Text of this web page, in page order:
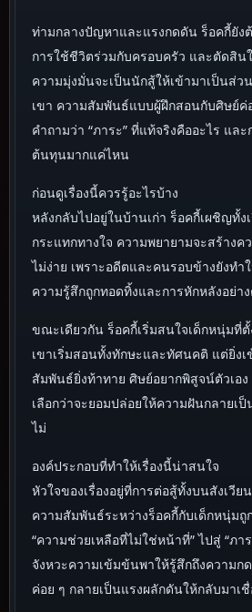
ท่ามกลางปัญหาและแรงกดดัน ร็อคกี้ยัง
การใช้ชีวิตร่วมกับครอบครัว และตัดสิน
ความมุ่งมั่นจะเป็นนักสู้ให้เข้ามาเป็นส่ว
เขา ความสัมพันธ์แบบผู้ฝึกสอนกับศิษย์ค่
คำถามว่า “ภาระ” ที่แท้จริงคืออะไร แล
ต้นทุนมากแค่ไหน
ก่อนดูเรื่องนี้ควรรู้อะไรบ้าง
หลังกลับไปอยู่ในบ้านเก่า ร็อคกี้เผชิญทั้ง
กระแทกทางใจ ความพยายามจะสร้างค
ไม่ง่าย เพราะอดีตและคนรอบข้างยังทำ
ความรู้สึกถูกทอดทิ้งและการหักหลังอย่าง
ขณะเดียวกัน ร็อคกี้เริ่มสนใจเด็กหนุ่มที่ตั้
เขาเริ่มสอนทั้งทักษะและทัศนคติ แต่ยิ่ง
สัมพันธ์ยิ่งท้าทาย ศิษย์อยากพิสูจน์ตัวเอ
เลือกว่าจะยอมปล่อยให้ความฝันกลายเ
ไม่
องค์ประกอบที่ทำให้เรื่องนี้น่าสนใจ
หัวใจของเรื่องอยู่ที่การต่อสู้ทั้งบนสังเวีย
ความสัมพันธ์ระหว่างร็อคกี้กับเด็กหนุ่มถู
“ความช่วยเหลือที่ไม่ใช่หน้าที่” ไปสู่ “ภา
จังหวะความเข้มข้นพาให้รู้สึกถึงความ
ค่อย ๆ กลายเป็นแรงผลักดันให้กลับมาเชื่